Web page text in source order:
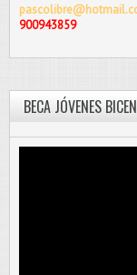
900943859
BECA JÓVENES